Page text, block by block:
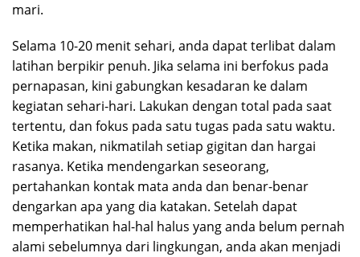
mari.
Selama 10-20 menit sehari, anda dapat terlibat dalam
latihan berpikir penuh. Jika selama ini berfokus pada
pernapasan, kini gabungkan kesadaran ke dalam
kegiatan sehari-hari. Lakukan dengan total pada saat
tertentu, dan fokus pada satu tugas pada satu waktu.
Ketika makan, nikmatilah setiap gigitan dan hargai
rasanya. Ketika mendengarkan seseorang,
pertahankan kontak mata anda dan benar-benar
dengarkan apa yang dia katakan. Setelah dapat
memperhatikan hal-hal halus yang anda belum pernah
alami sebelumnya dari lingkungan, anda akan menjadi